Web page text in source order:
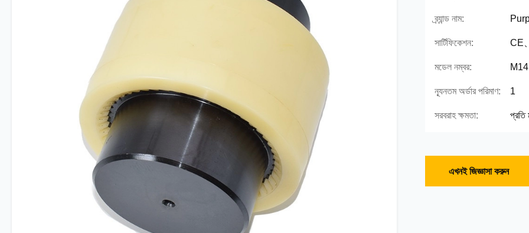
ব্র্যান্ড নাম:
সার্টিফিকেশন: CE
মডেল নম্বর:
ন্যূনতম অর্ডার পরিমাণ: 1
সরবরাহ ক্ষমতা: প্রতি
এখনই জিজ্ঞাসা করুন